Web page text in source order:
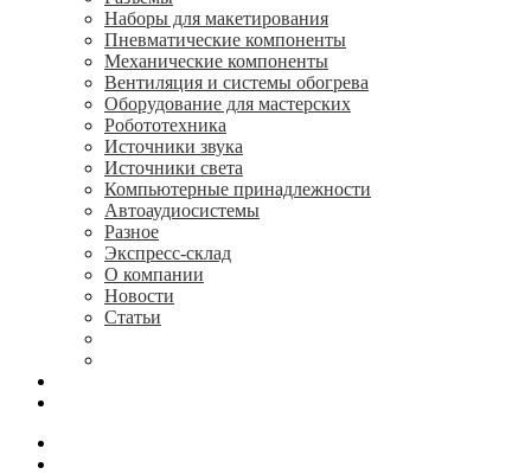
Наборы для макетирования
Пневматические компоненты
Механические компоненты
Вентиляция и системы обогрева
Оборудование для мастерских
Робототехника
Источники звука
Источники света
Компьютерные принадлежности
Автоаудиосистемы
Разное
Экспресс-склад
О компании
Новости
Статьи